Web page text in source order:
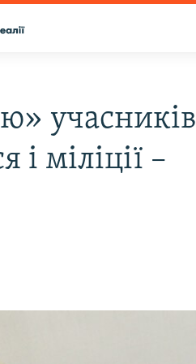
учасників
і міліції –